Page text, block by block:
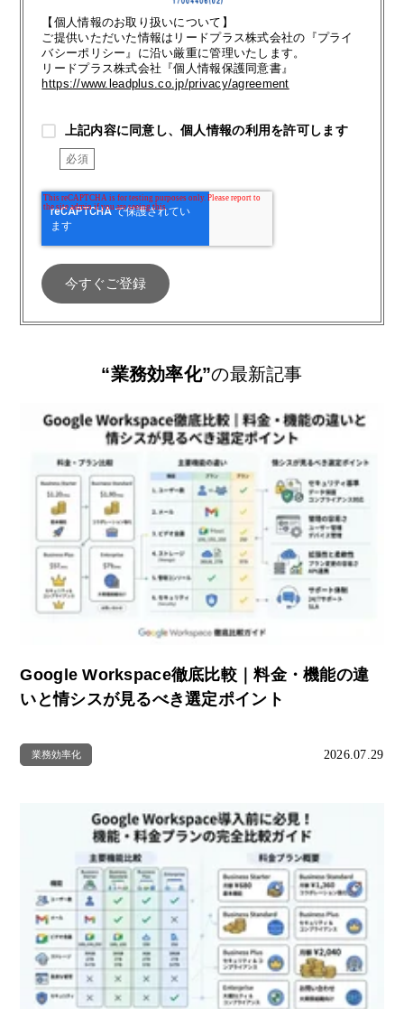
【個人情報のお取り扱いについて】
ご提供いただいた情報はリードプラス株式会社の『プライ
バシーポリシー』に沿い厳重に管理いたします。
リードプラス株式会社『個人情報保護同意書』
https://www.leadplus.co.jp/privacy/agreement
上記内容に同意し、個人情報の利用を許可します
“業務効率化”の最新記事
Google Workspace徹底比較｜料金・機能の違
いと情シスが見るべき選定ポイント
業務効率化 2026.07.29